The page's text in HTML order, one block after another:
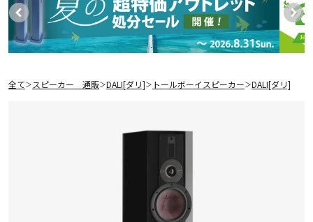
全て＞ スピーカー 通販＞DALI[ダリ]＞ トールボーイスピーカー＞DALI[ダリ]